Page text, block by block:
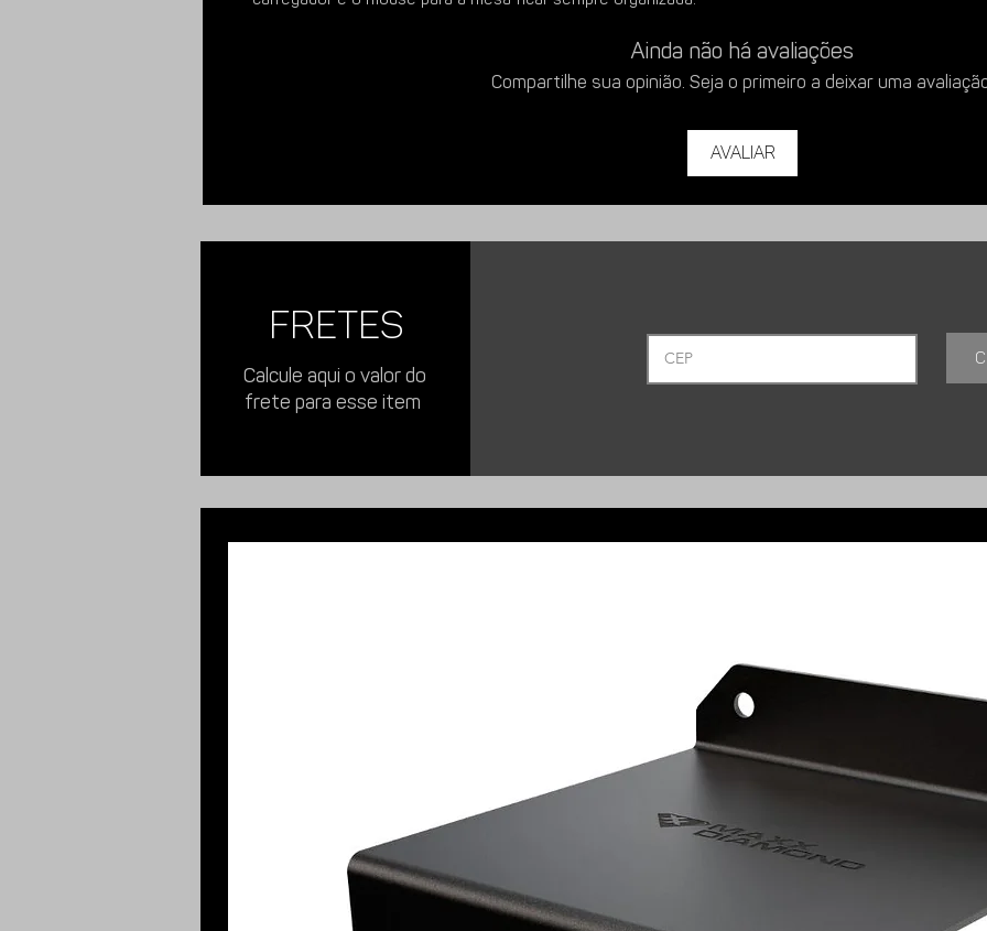
Ainda não há avaliações
Compartilhe sua opinião. Seja o primeiro a deixar uma
Avaliar
FRETES
Calcule aqui o valor do
frete para esse item